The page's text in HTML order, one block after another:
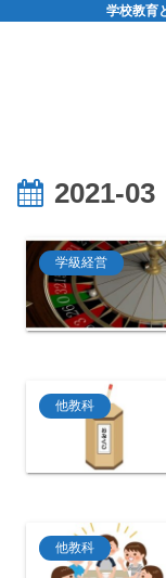
学校教育
2021-03
学級経営
他教科
他教科